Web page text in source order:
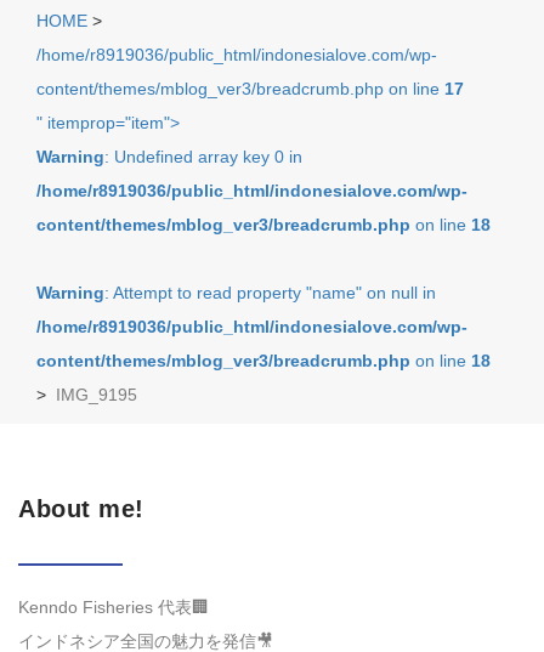
HOME >
/home/r8919036/public_html/indonesialove.com/wp-
content/themes/mblog_ver3/breadcrumb.php on line 17
" itemprop="item">
Warning: Undefined array key 0 in
/home/r8919036/public_html/indonesialove.com/wp-
content/themes/mblog_ver3/breadcrumb.php on line 18
Warning: Attempt to read property "name" on null in
/home/r8919036/public_html/indonesialove.com/wp-
content/themes/mblog_ver3/breadcrumb.php on line 18
> IMG_9195
About me!
Kenndo Fisheries 代表🏢
インドネシア全国の魅力を発信🎥